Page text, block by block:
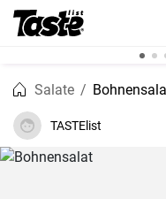
Salate
TASTElist